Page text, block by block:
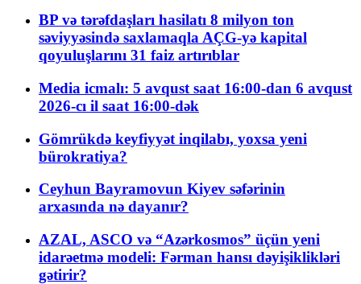
BP və tərəfdaşları hasilatı 8 milyon ton
səviyyəsində saxlamaqla AÇG-yə kapital
qoyuluşlarını 31 faiz artırıblar
Media icmalı: 5 avqust saat 16:00-dan 6 avqust
2026-cı il saat 16:00-dək
Gömrükdə keyfiyyət inqilabı, yoxsa yeni
bürokratiya?
Ceyhun Bayramovun Kiyev səfərinin
arxasında nə dayanır?
AZAL, ASCO və “Azərkosmos” üçün yeni
idarəetmə modeli: Fərman hansı dəyişiklikləri
gətirir?